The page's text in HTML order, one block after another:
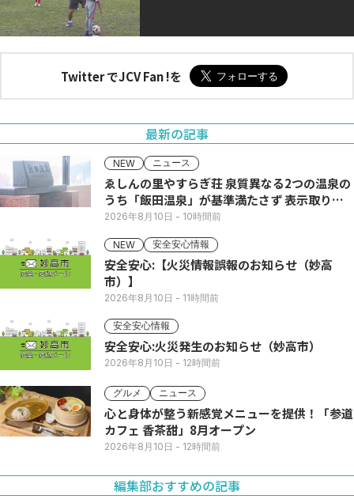
Twitter でJCV Fan !を
最新の記事
NEW ニュース
ゑしんの里やすらぎ荘 泉質異なる2つの温泉の
うち「飯田温泉」が基準満たさず 表示取りや
め
2026年8月10日 - 10時間前
NEW 安全安心情報
安全安心:【火災情報誤報のお知らせ（妙高
市）】
2026年8月10日 - 11時間前
安全安心情報
安全安心:火災発生のお知らせ（妙高市）
2026年8月10日 - 12時間前
グルメ ニュース
心と身体が整う新感覚メニューを提供！「参道
カフェ 香茶甜」8月オープン
2026年8月10日 - 12時間前
編集部おすすめの記事